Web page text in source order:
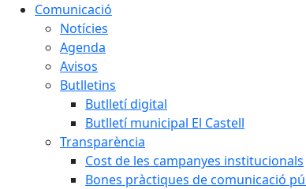
Comunicació
Notícies
Agenda
Avisos
Butlletins
Butlletí digital
Butlletí municipal El Castell
Transparència
Cost de les campanyes institucionals
Bones pràctiques de comunicació